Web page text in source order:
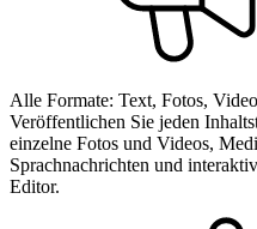
Alle Formate: Text, Fotos,
Veröffentlichen Sie jeden
einzelne Fotos und Videos,
Sprachnachrichten und
Editor.